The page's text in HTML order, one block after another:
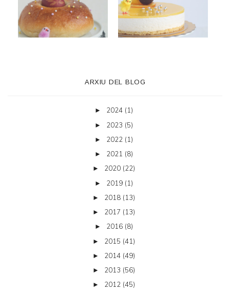
ARXIU DEL BLOG
► 2024 (1)
► 2023 (5)
► 2022 (1)
► 2021 (8)
► 2020 (22)
► 2019 (1)
► 2018 (13)
► 2017 (13)
► 2016 (8)
► 2015 (41)
► 2014 (49)
► 2013 (56)
► 2012 (45)